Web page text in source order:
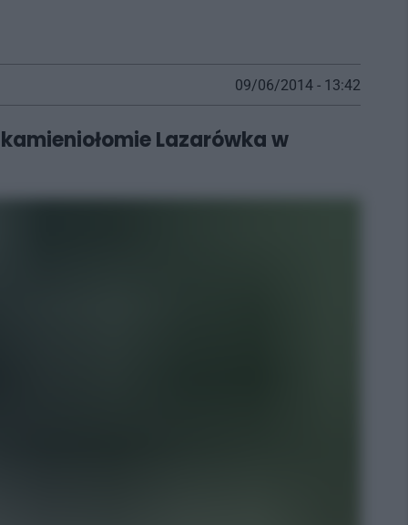
09/06/2014 - 13:42
Lazarówka w